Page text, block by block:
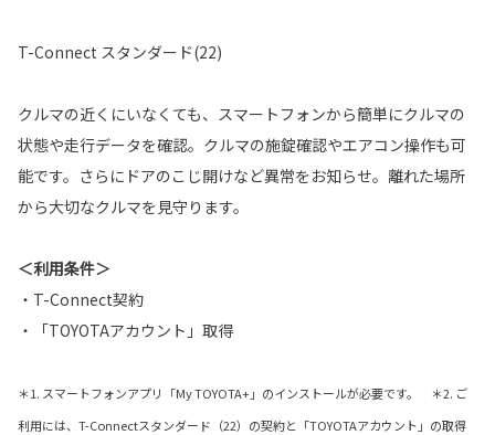
T-Connect スタンダード(22)
クルマの近くにいなくても、スマートフォンから簡単にクルマの
状態や走行データを確認。クルマの施錠確認やエアコン操作も可
能です。さらにドアのこじ開けなど異常をお知らせ。離れた場所
から大切なクルマを見守ります。
＜利用条件＞
・T-Connect契約
・「TOYOTAアカウント」取得
＊1. スマートフォンアプリ「My TOYOTA+」のインストールが必要です。 ＊2. ご
利用には、T-Connectスタンダード（22）の契約と「TOYOTAアカウント」の取得